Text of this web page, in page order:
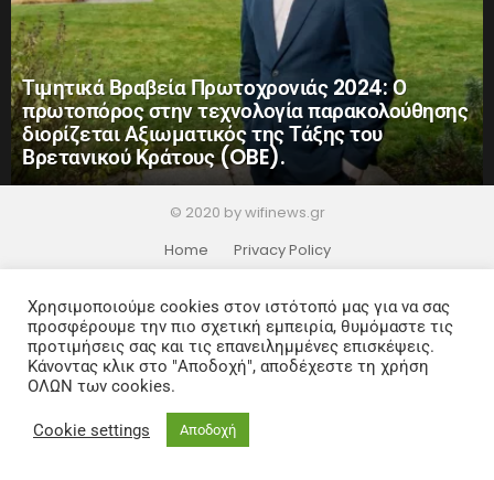
Τιμητικά Βραβεία Πρωτοχρονιάς 2024: Ο
πρωτοπόρος στην τεχνολογία παρακολούθησης
διορίζεται Αξιωματικός της Τάξης του
Βρετανικού Κράτους (OBE).
© 2020 by wifinews.gr
Home
Privacy Policy
Χρησιμοποιούμε cookies στον ιστότοπό μας για να σας
προσφέρουμε την πιο σχετική εμπειρία, θυμόμαστε τις
προτιμήσεις σας και τις επανειλημμένες επισκέψεις.
Κάνοντας κλικ στο "Αποδοχή", αποδέχεστε τη χρήση
ΟΛΩΝ των cookies.
Cookie settings Αποδοχή